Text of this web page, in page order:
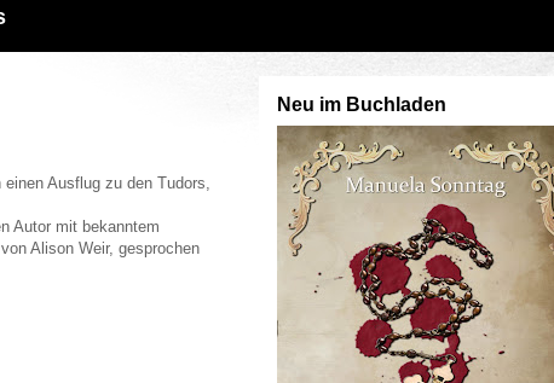
Ausflug zu den Tudors,
Autor mit bekanntem
Alison Weir, gesprochen
Neu im Buchladen